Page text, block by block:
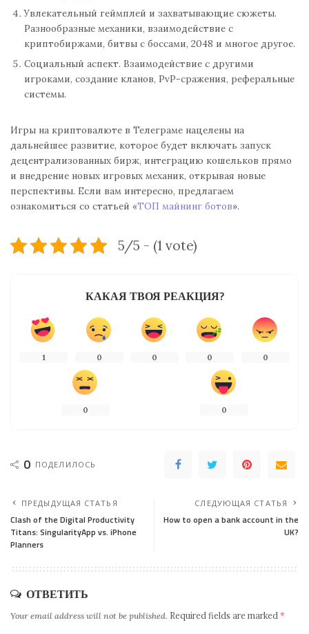
Увлекательный геймплей и захватывающие сюжеты.
Разнообразные механики, взаимодействие с
криптобиржами, битвы с боссами, 2048 и многое другое.
Социальный аспект. Взаимодействие с другими
игроками, создание кланов, PvP-сражения, реферальные
системы.
Игры на криптовалюте в Телеграме нацелены на
дальнейшее развитие, которое будет включать запуск
децентрализованных бирж, интеграцию кошельков прямо
и внедрение новых игровых механик, открывая новые
перспективы. Если вам интересно, предлагаем
ознакомиться со статьей «ТОП майнинг ботов».
5/5 - (1 vote)
КАКАЯ ТВОЯ РЕАКЦИЯ?
1 0 0 0 0
0 0
0 ПОДЕЛИЛОСЬ
ПРЕДЫДУЩАЯ СТАТЬЯ
Clash of the Digital Productivity
Titans: SingularityApp vs. iPhone
Planners
СЛЕДУЮЩАЯ СТАТЬЯ
How to open a bank account in the
UK?
ОТВЕТИТЬ
Your email address will not be published. Required fields are marked *